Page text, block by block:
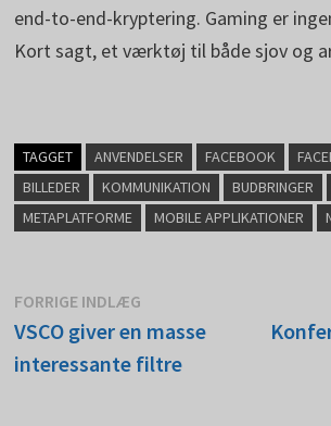
end-to-end-kryptering. Gaming er
Kort sagt, et værktøj til både sjov og
TAGGET ANVENDELSER FACEBOOK
BILLEDER
KOMMUNIKATION BUDBRINGER
METAPLATFORME
MOBILE APPLIKATIONER
Indlægsnavigation
FORRIGE INDLÆG
indlæg:
VSCO giver en masse
interessante filtre